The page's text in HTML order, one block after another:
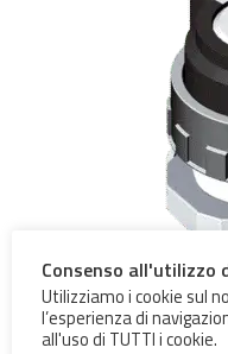
Consenso all'utilizzo
Utilizziamo i cookie sul
l’esperienza di
all'uso di TUTTI i cookie.